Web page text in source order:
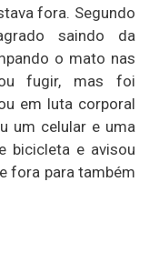
fora. Segundo
saindo da
o mato nas
fugir, mas foi
em luta corporal
um celular e uma
bicicleta e avisou
fora para também